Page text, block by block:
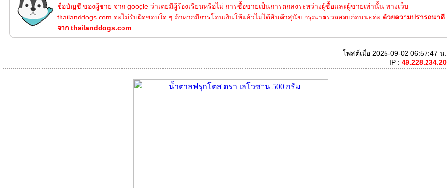
ชื่อบัญชี ของผู้ขาย จาก google ว่าเคยมีผู้ร้องเรียนหรือไม่ การซื้อขายเป็นการตกลงระหว่างผู้ซื้อและผู้ขายเท่านั้น ทางเว็บ
thailanddogs.com จะไม่รับผิดชอบใด ๆ ถ้าหากมีการโอนเงินให้แล้วไม่ได้สินค้าสุนัข กรุณาตรวจสอบก่อนนะค่ะ ด้วยความปรารถนาดี
จาก thailanddogs.com
โพสต์เมื่อ 2025-09-02 06:57:47 น.
IP : 49.228.234.20